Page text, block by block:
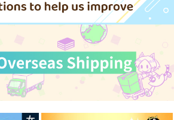
がんばれ！トップオタ
不自由落下
787円（税込）
山田利吉×小松田秀作
サンプル
がんばれ！クワトロ大
尉！！
OUT！
582 （税込）
アムロ・レイ
サンプル
サンプル
サンプル